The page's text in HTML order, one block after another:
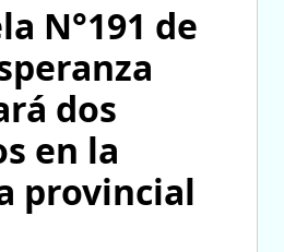
N°191 de
dos
en la
provincial